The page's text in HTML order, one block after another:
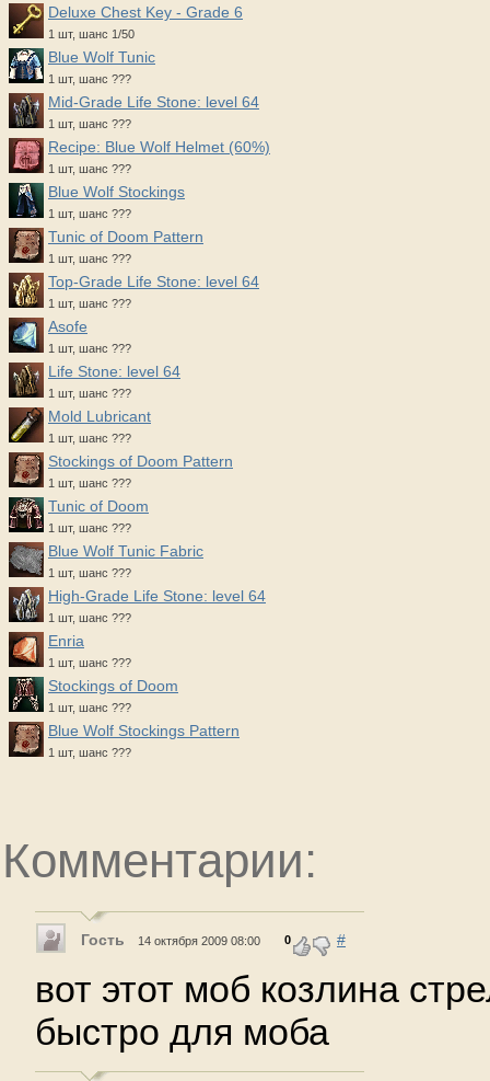
Deluxe Chest Key - Grade 6
1 шт, шанс 1/50
Blue Wolf Tunic
1 шт, шанс ???
Mid-Grade Life Stone: level 64
1 шт, шанс ???
Recipe: Blue Wolf Helmet (60%)
1 шт, шанс ???
Blue Wolf Stockings
1 шт, шанс ???
Tunic of Doom Pattern
1 шт, шанс ???
Top-Grade Life Stone: level 64
1 шт, шанс ???
Asofe
1 шт, шанс ???
Life Stone: level 64
1 шт, шанс ???
Mold Lubricant
1 шт, шанс ???
Stockings of Doom Pattern
1 шт, шанс ???
Tunic of Doom
1 шт, шанс ???
Blue Wolf Tunic Fabric
1 шт, шанс ???
High-Grade Life Stone: level 64
1 шт, шанс ???
Enria
1 шт, шанс ???
Stockings of Doom
1 шт, шанс ???
Blue Wolf Stockings Pattern
1 шт, шанс ???
Комментарии:
Гость 14 октября 2009 08:00 0 #
вот этот моб козлина
быстро для моба